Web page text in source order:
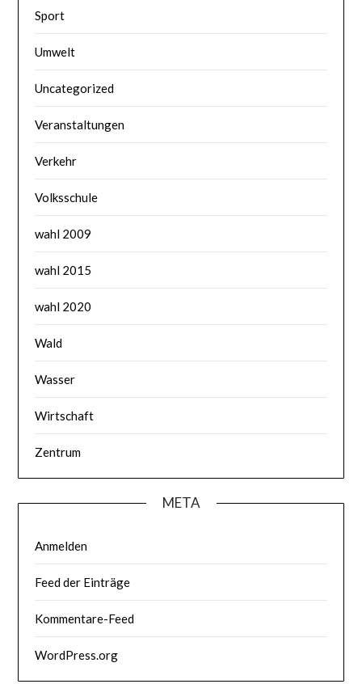
Sport
Umwelt
Uncategorized
Veranstaltungen
Verkehr
Volksschule
wahl 2009
wahl 2015
wahl 2020
Wald
Wasser
Wirtschaft
Zentrum
META
Anmelden
Feed der Einträge
Kommentare-Feed
WordPress.org